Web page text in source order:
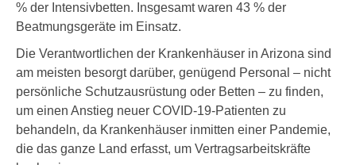
% der Intensivbetten. Insgesamt waren 43 % der
Beatmungsgeräte im Einsatz.
Die Verantwortlichen der Krankenhäuser in Arizona sind
am meisten besorgt darüber, genügend Personal – nicht
persönliche Schutzausrüstung oder Betten – zu finden,
um einen Anstieg neuer COVID-19-Patienten zu
behandeln, da Krankenhäuser inmitten einer Pandemie,
die das ganze Land erfasst, um Vertragsarbeitskräfte